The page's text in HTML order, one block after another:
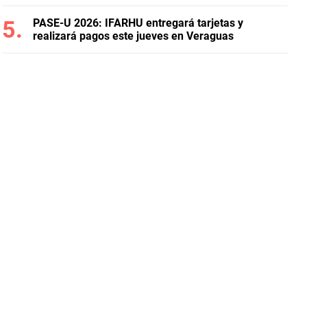
PASE-U 2026: IFARHU entregará tarjetas y
realizará pagos este jueves en Veraguas